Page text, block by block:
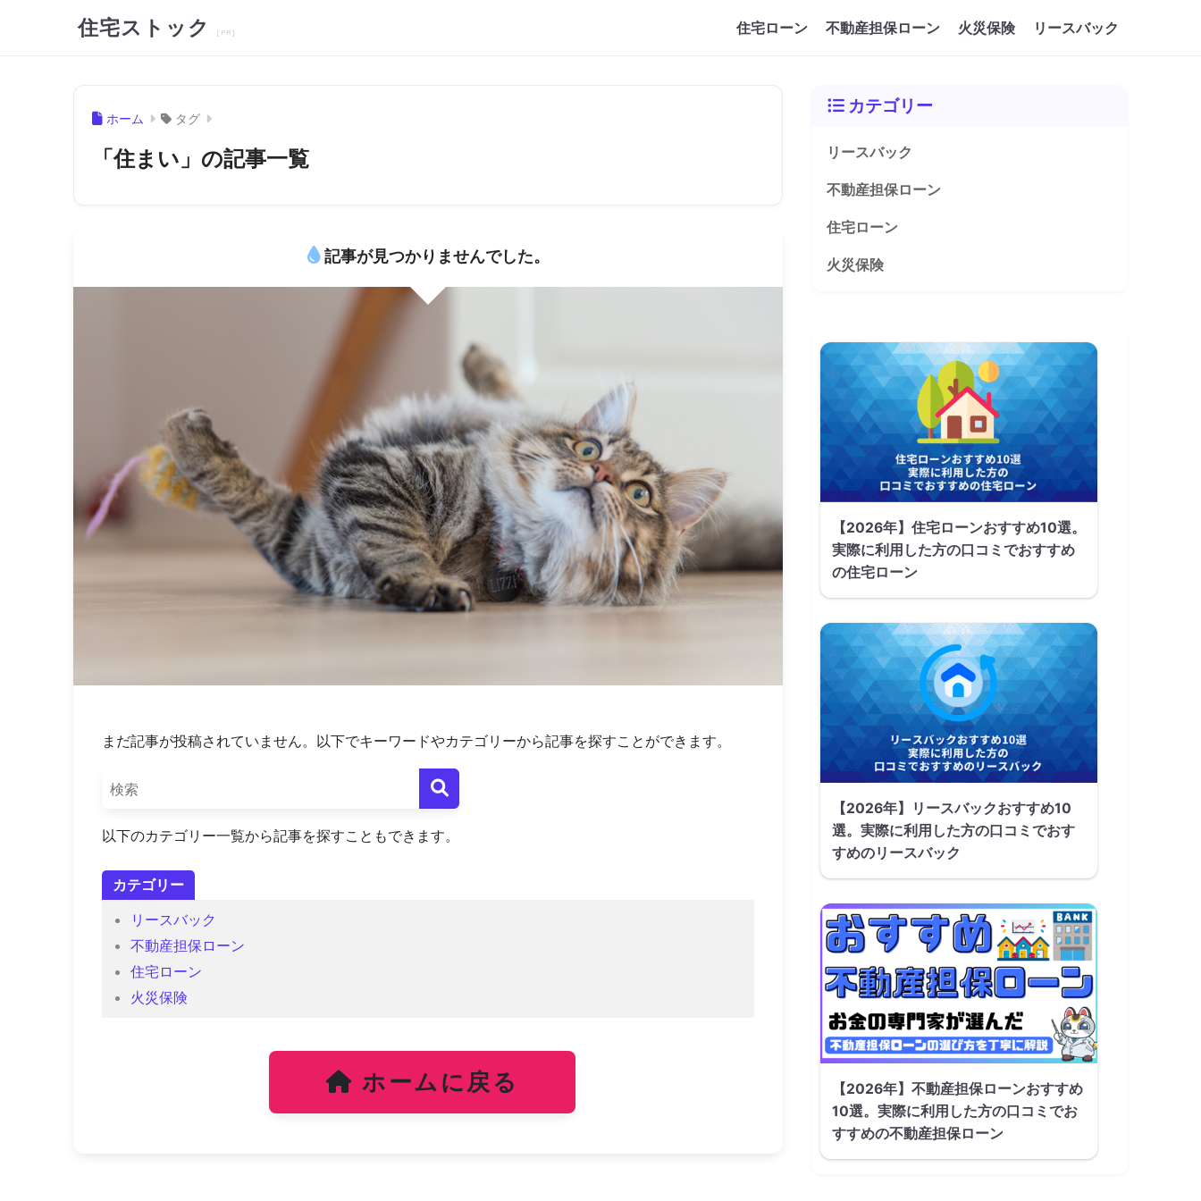
住宅ストック 住宅ローン 不動産担保ローン 火災保険 リースバック
ホーム タグ
「住まい」の記事一覧
記事が見つかりませんでした。
まだ記事が投稿されていません。以下でキーワードやカテゴリーから記事を探すことができます。
以下のカテゴリー一覧から記事を探すこともできます。
カテゴリー
リースバック
不動産担保ローン
住宅ローン
火災保険
ホームに戻る
カテゴリー
リースバック
不動産担保ローン
住宅ローン
火災保険
【2026年】住宅ローンおすすめ10選。
実際に利用した方の口コミでおすすめ
の住宅ローン
【2026年】リースバックおすすめ10
選。実際に利用した方の口コミでおす
すめのリースバック
【2026年】不動産担保ローンおすすめ
10選。実際に利用した方の口コミでお
すすめの不動産担保ローン